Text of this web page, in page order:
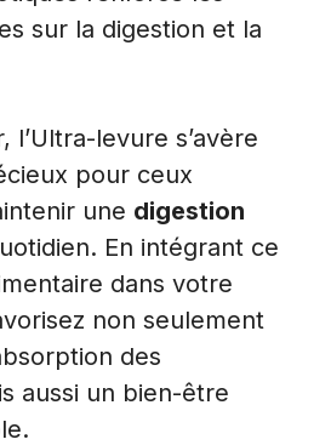
sur la digestion et la
l’Ultra-levure s’avère
pour ceux
une digestion
En intégrant ce
dans votre
non seulement
des
aussi un bien-être